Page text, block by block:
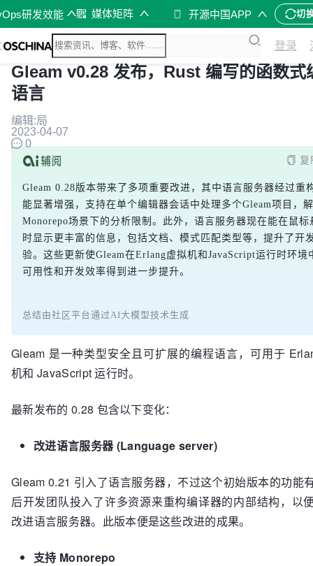
研发效能 媒体矩阵 开源中国APP 切
登录
Gleam v0.28 发布，Rust 编写的函数式
语言
编辑:局
2023-04-07
0
复
Gleam 0.28版本带来了多项重要改进，其中语言服务器经过重
能显著增强，支持在单个编辑器会话中处理多个Gleam项目，
Monorepo场景下的分析限制。此外，语言服务器现在能在鼠标
时显示更丰富的信息，包括文档、模式匹配类型等，提升了开
验。这些更新使Gleam在Erlang虚拟机和JavaScript运行时环境
可用性和开发效率得到进一步提升。
总结由社区平台通过AI大模型技术生成
Gleam 是一种类型安全且可扩展的编程语言，可用于
机和 JavaScript 运行时。
最新发布的 0.28 包含以下变化：
改进语言服务器 (Language server)
Gleam 0.21 引入了语言服务器，不过这个初始版本的功能
后开发团队投入了许多资源来重构编译器的内部结构，以
改进语言服务器。此版本便是这些改进的成果。
支持 Monorepo